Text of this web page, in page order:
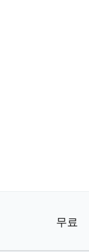
무료